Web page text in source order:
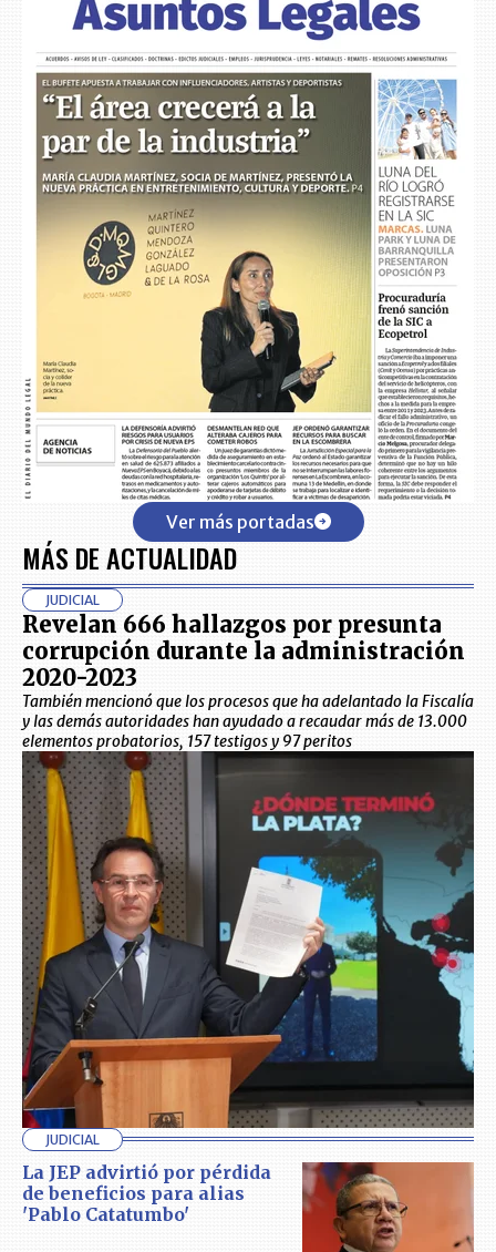
Ver más portadas
MÁS DE ACTUALIDAD
JUDICIAL
Revelan 666 hallazgos por presunta
corrupción durante la administración
2020-2023
También mencionó que los procesos que ha adelantado la Fiscalía
y las demás autoridades han ayudado a recaudar más de 13.000
elementos probatorios, 157 testigos y 97 peritos
JUDICIAL
La JEP advirtió por pérdida
de beneficios para alias
'Pablo Catatumbo'